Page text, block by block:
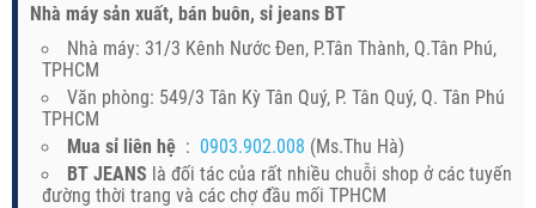
Nhà máy sản xuất, bán buôn, sỉ jeans BT
Nhà máy: 31/3 Kênh Nước Đen, P.Tân Thành, Q.Tân Phú,
TPHCM
Văn phòng: 549/3 Tân Kỳ Tân Quý, P. Tân Quý, Q. Tân Phú
TPHCM
Mua sỉ liên hệ : 0903.902.008 (Ms.Thu Hà)
BT JEANS là đối tác của rất nhiều chuỗi shop ở các tuyến
đường thời trang và các chợ đầu mối TPHCM